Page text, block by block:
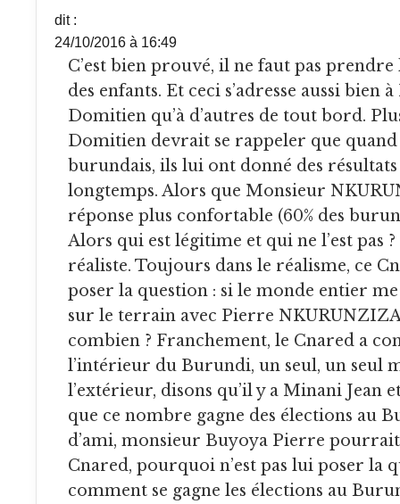
dit :
24/10/2016 à 16:49
C’est bien prouvé, il ne faut pas prendre les burundais comme
des enfants. Et ceci s’adresse aussi bien
Domitien qu’à d’autres de tout bord.
Domitien devrait se rappeler que
burundais, ils lui ont donné des
longtemps. Alors que Monsieur
réponse plus confortable (60% des
Alors qui est légitime et qui ne l’est pas
réaliste. Toujours dans le réalisme, ce
poser la question : si le monde entier
sur le terrain avec Pierre
combien ? Franchement, le Cnared a
l’intérieur du Burundi, un seul, un seul
l’extérieur, disons qu’il y a Minani Jean
que ce nombre gagne des élections au
d’ami, monsieur Buyoya Pierre
Cnared, pourquoi n’est pas lui poser la
comment se gagne les élections au